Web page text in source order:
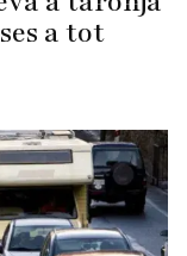
a tot